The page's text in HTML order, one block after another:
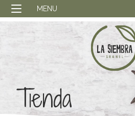
MENU
Tienda